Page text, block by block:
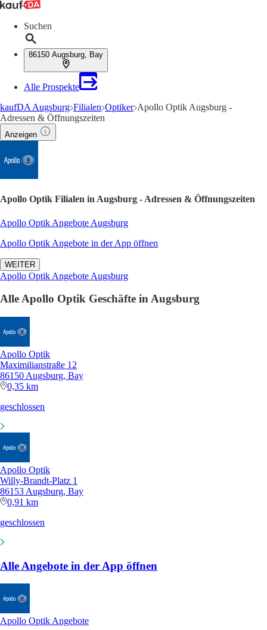
Suchen
86150 Augsburg, Bay
Alle Prospekte
kaufDA Augsburg Filialen Optiker Apollo Optik Augsburg -
Adressen & Öffnungszeiten
Anzeigen
Apollo Optik Filialen in Augsburg - Adressen & Öffnungszeiten
Apollo Optik Angebote Augsburg
Apollo Optik Angebote in der App öffnen
WEITER
Apollo Optik Angebote Augsburg
Alle Apollo Optik Geschäfte in Augsburg
Apollo Optik
Maximilianstraße 12
86150 Augsburg, Bay
0,35 km
geschlossen
Apollo Optik
Willy-Brandt-Platz 1
86153 Augsburg, Bay
0,91 km
geschlossen
Alle Angebote in der App öffnen
Apollo Optik Angebote